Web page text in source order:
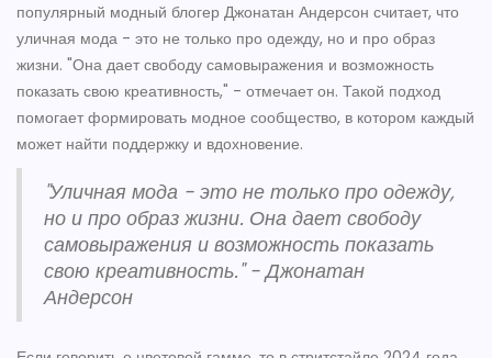
популярный модный блогер Джонатан Андерсон считает, что
уличная мода - это не только про одежду, но и про образ
жизни. "Она дает свободу самовыражения и возможность
показать свою креативность," - отмечает он. Такой подход
помогает формировать модное сообщество, в котором каждый
может найти поддержку и вдохновение.
"Уличная мода - это не только про одежду,
но и про образ жизни. Она дает свободу
самовыражения и возможность показать
свою креативность." - Джонатан
Андерсон